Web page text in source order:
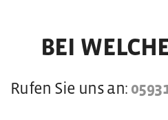
BEI
Rufen Sie uns an: